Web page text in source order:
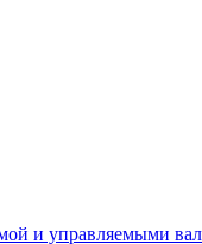
и управляемыми